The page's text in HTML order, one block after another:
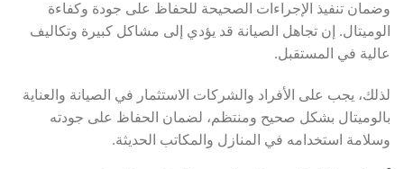
وضمان تنفيذ الإجراءات الصحيحة للحفاظ على جودة وكفاءة
الوميتال. إن تجاهل الصيانة قد يؤدي إلى مشاكل كبيرة وتكاليف
عالية في المستقبل.
لذلك، يجب على الأفراد والشركات الاستثمار في الصيانة والعناية
بالوميتال بشكل صحيح ومنتظم، لضمان الحفاظ على جودته
وسلامة استخدامه في المنازل والمكاتب الحديثة.